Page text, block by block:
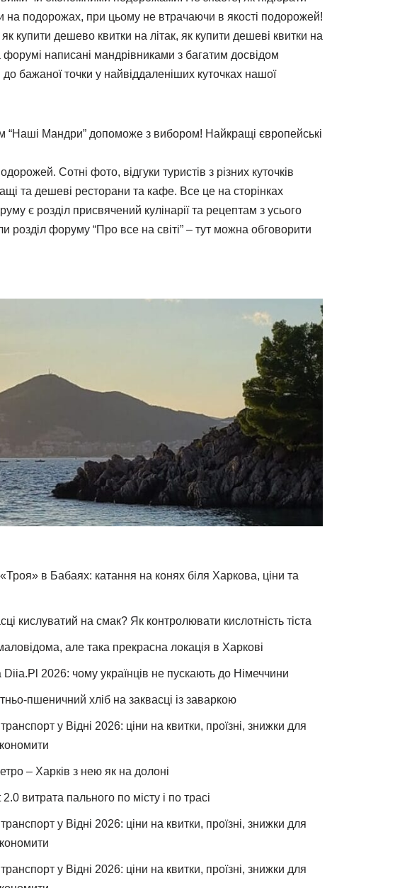
подорожах, при цьому не втрачаючи в якості подорожей!
купити дешево квитки на літак, як купити дешеві квитки на
написані мандрівниками з багатим досвідом
бажаної точки у найвіддаленіших куточках нашої
Мандри” допоможе з вибором! Найкращі європейські
Сотні фото, відгуки туристів з різних куточків
та дешеві ресторани та кафе. Все це на сторінках
є розділ присвячений кулінарії та рецептам з усього
форуму “Про все на світі” – тут можна обговорити
в Бабаях: катання на конях біля Харкова, ціни та
кислуватий на смак? Як контролювати кислотність тіста
але така прекрасна локація в Харкові
Diia.Pl 2026: чому українців не пускають до Німеччини
пшеничний хліб на заквасці із заваркою
у Відні 2026: ціни на квитки, проїзні, знижки для
– Харків з нею як на долоні
витрата пального по місту і по трасі
у Відні 2026: ціни на квитки, проїзні, знижки для
у Відні 2026: ціни на квитки, проїзні, знижки для